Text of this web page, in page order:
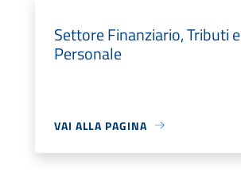
Settore Finanziario, Tributi e
Personale
VAI ALLA PAGINA